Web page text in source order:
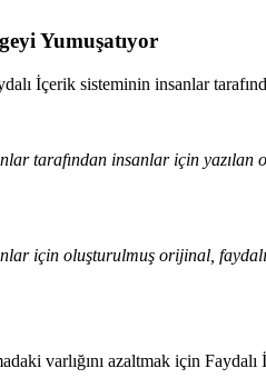
Yumuşatıyor
İçerik sisteminin insanlar
tarafından insanlar için
için oluşturulmuş orijinal,
varlığını azaltmak için